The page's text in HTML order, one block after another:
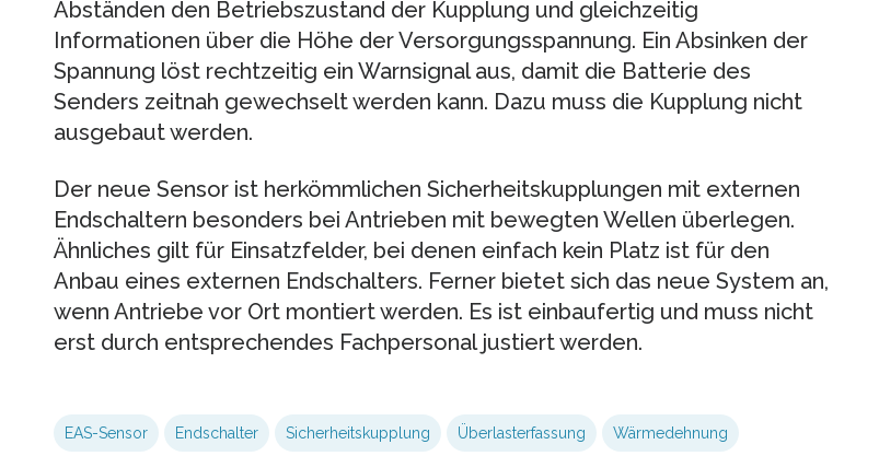
Abständen den Betriebszustand der Kupplung und gleichzeitig
Informationen über die Höhe der Versorgungsspannung. Ein Absinken der
Spannung löst rechtzeitig ein Warnsignal aus, damit die Batterie des
Senders zeitnah gewechselt werden kann. Dazu muss die Kupplung nicht
ausgebaut werden.
Der neue Sensor ist herkömmlichen Sicherheitskupplungen mit externen
Endschaltern besonders bei Antrieben mit bewegten Wellen überlegen.
Ähnliches gilt für Einsatzfelder, bei denen einfach kein Platz ist für den
Anbau eines externen Endschalters. Ferner bietet sich das neue System an,
wenn Antriebe vor Ort montiert werden. Es ist einbaufertig und muss nicht
erst durch entsprechendes Fachpersonal justiert werden.
EAS-Sensor Endschalter Sicherheitskupplung Überlasterfassung Wärmedehnung